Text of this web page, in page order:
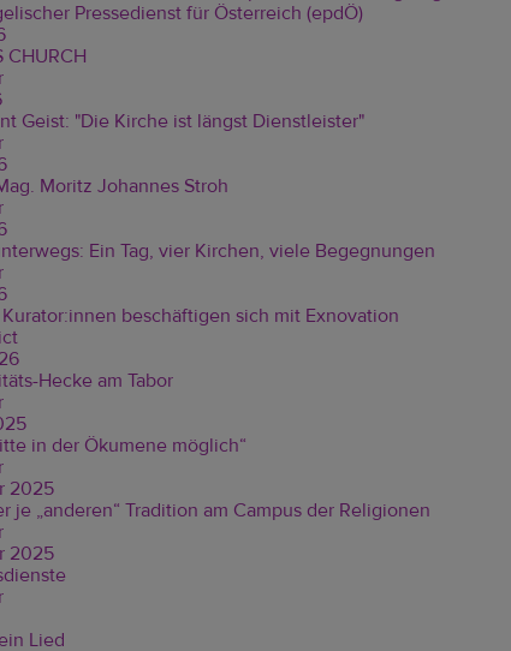
Pressedienst für Österreich (epdÖ)
CHURCH
Geist: "Die Kirche ist längst Dienstleister"
Moritz Johannes Stroh
Ein Tag, vier Kirchen, viele Begegnungen
beschäftigen sich mit Exnovation
Hecke am Tabor
in der Ökumene möglich“
2025
je „anderen“ Tradition am Campus der Religionen
2025
Lied